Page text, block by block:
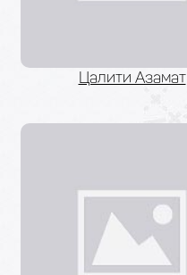
Цалити Азамат